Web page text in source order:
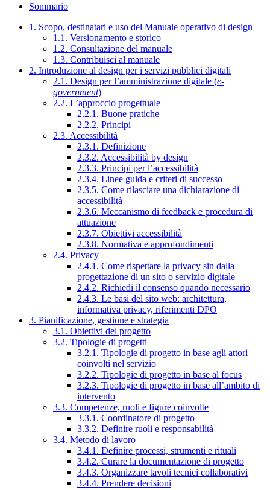
Sommario
1. Scopo, destinatari e uso del Manuale operativo di design
1.1. Versionamento e storico
1.2. Consultazione del manuale
1.3. Contribuisci al manuale
2. Introduzione al design per i servizi pubblici digitali
2.1. Design per l’amministrazione digitale (e-
government)
2.2. L’approccio progettuale
2.2.1. Buone pratiche
2.2.2. Principi
2.3. Accessibilità
2.3.1. Definizione
2.3.2. Accessibilità by design
2.3.3. Principi per l’accessibilità
2.3.4. Linee guida e criteri di successo
2.3.5. Come rilasciare una dichiarazione di
accessibilità
2.3.6. Meccanismo di feedback e procedura di
attuazione
2.3.7. Obiettivi accessibilità
2.3.8. Normativa e approfondimenti
2.4. Privacy
2.4.1. Come rispettare la privacy sin dalla
progettazione di un sito o servizio digitale
2.4.2. Richiedi il consenso quando necessario
2.4.3. Le basi del sito web: architettura,
informativa privacy, riferimenti DPO
3. Pianificazione, gestione e strategia
3.1. Obiettivi del progetto
3.2. Tipologie di progetti
3.2.1. Tipologie di progetto in base agli attori
coinvolti nel servizio
3.2.2. Tipologie di progetto in base al focus
3.2.3. Tipologie di progetto in base all’ambito di
intervento
3.3. Competenze, ruoli e figure coinvolte
3.3.1. Coordinatore di progetto
3.3.2. Definire ruoli e responsabilità
3.4. Metodo di lavoro
3.4.1. Definire processi, strumenti e rituali
3.4.2. Curare la documentazione di progetto
3.4.3. Organizzare tavoli tecnici collaborativi
3.4.4. Prendere decisioni